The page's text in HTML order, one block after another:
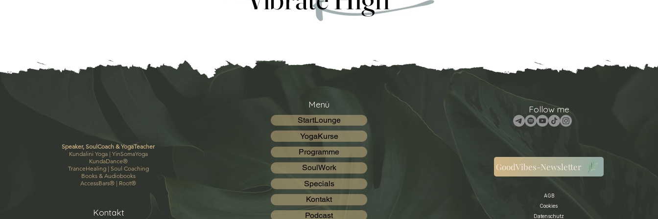
Speaker, SoulCoach & YogaTeacher
Kundalini Yoga | YinSomaYoga
KundaDance®
TranceHealing | Soul Coaching
Books & Audiobooks
AccessBars® | Root®
Kontakt
Menü
StartLounge
YogaKurse
Programme
SoulWork
Specials
Kontakt
Podcast
Follow me
GoodVibes-Newsletter
AGB
Cookies
Datenschutz